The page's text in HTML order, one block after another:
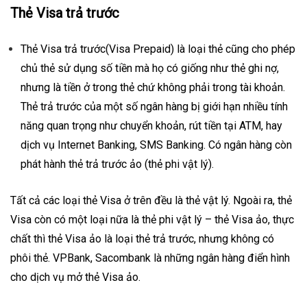
Thẻ Visa trả trước
Thẻ Visa trả trước(Visa Prepaid) là loại thẻ cũng cho phép
chủ thẻ sử dụng số tiền mà họ có giống như thẻ ghi nợ,
nhưng là tiền ở trong thẻ chứ không phải trong tài khoản.
Thẻ trả trước của một số ngân hàng bị giới hạn nhiều tính
năng quan trọng như chuyển khoản, rút tiền tại ATM, hay
dịch vụ Internet Banking, SMS Banking. Có ngân hàng còn
phát hành thẻ trả trước ảo (thẻ phi vật lý).
Tất cả các loại thẻ Visa ở trên đều là thẻ vật lý. Ngoài ra, thẻ
Visa còn có một loại nữa là thẻ phi vật lý – thẻ Visa ảo, thực
chất thì thẻ Visa ảo là loại thẻ trả trước, nhưng không có
phôi thẻ. VPBank, Sacombank là những ngân hàng điển hình
cho dịch vụ mở thẻ Visa ảo.